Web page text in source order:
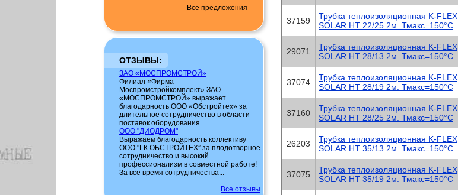
Все предложения
ОТЗЫВЫ:
ЗАО «МОСПРОМСТРОЙ»
Филиал «Фирма
Моспромстройкомплект» ЗАО
«МОСПРОМСТРОЙ» выражает
благодарность ООО «Обстройтех» за
длительное сотрудничество в области
поставок оборудования...
ООО "ДИОДРОМ"
Выражаем благодарность коллективу
ООО "ГК ОБСТРОЙТЕХ” за плодотворное
сотрудничество и высокий
профессионализм в совместной работе!
За все время сотрудничества...
Все отзывы
37159
Трубка теплоизоляционная K-FLEX
SOLAR HT 22/25 2м. Тмакс=150°C
29071
Трубка теплоизоляционная K-FLEX
SOLAR HT 28/13 2м. Тмакс=150°C
37074
Трубка теплоизоляционная K-FLEX
SOLAR HT 28/19 2м. Тмакс=150°C
37160
Трубка теплоизоляционная K-FLEX
SOLAR HT 28/25 2м. Тмакс=150°C
26203
Трубка теплоизоляционная K-FLEX
SOLAR HT 35/13 2м. Тмакс=150°C
37075
Трубка теплоизоляционная K-FLEX
SOLAR HT 35/19 2м. Тмакс=150°C